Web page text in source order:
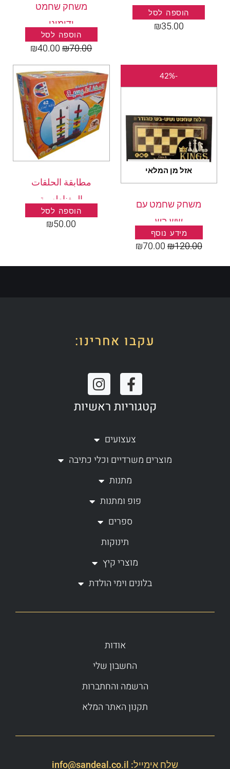
הוספה לסל
₪35.00
משחק שחמט
ודומינו
הוספה לסל
₪70.00
₪40.00
-42%
אזל מן המלאי
משחק שחמט עם
שש בש
מידע נוסף
₪120.00
המחיר
המקורי
₪70.00
مطابقة الحلقات
المغناطسية
הוספה לסל
₪50.00
עקבו אחרינו:
F
a
c
b
o
k
f
I
n
s
a
r
a
קטגוריות ראשיות
צעצועים
מוצרים משרדיים וכלי כתיבה
מתנות
פופ ומתנות
ספרים
תינוקות
מוצרי קיץ
בלונים וימי הולדת
אודות
החשבון שלי
הרשמה והחתברות
תקנון האתר המלא
שלח אימייל: info@sandeal.co.il